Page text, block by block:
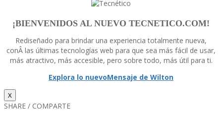
¡BIENVENIDOS AL NUEVO TECNETICO.COM!
Rediseñado para brindar una experiencia totalmente nueva,
conÂ las últimas tecnologí­as web para que sea más fácil de usar,
más atractivo, más accesible, pero sobre todo, más útil para ti.
Explora lo nuevoMensaje de Wilton
X
SHARE / COMPARTE